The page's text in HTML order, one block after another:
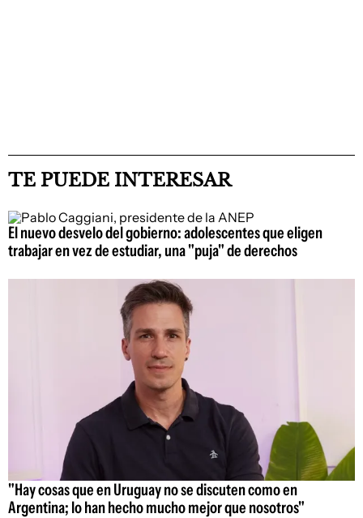
TE PUEDE INTERESAR
El nuevo desvelo del gobierno: adolescentes que eligen
trabajar en vez de estudiar, una "puja" de derechos
"Hay cosas que en Uruguay no se discuten como en
Argentina; lo han hecho mucho mejor que nosotros"